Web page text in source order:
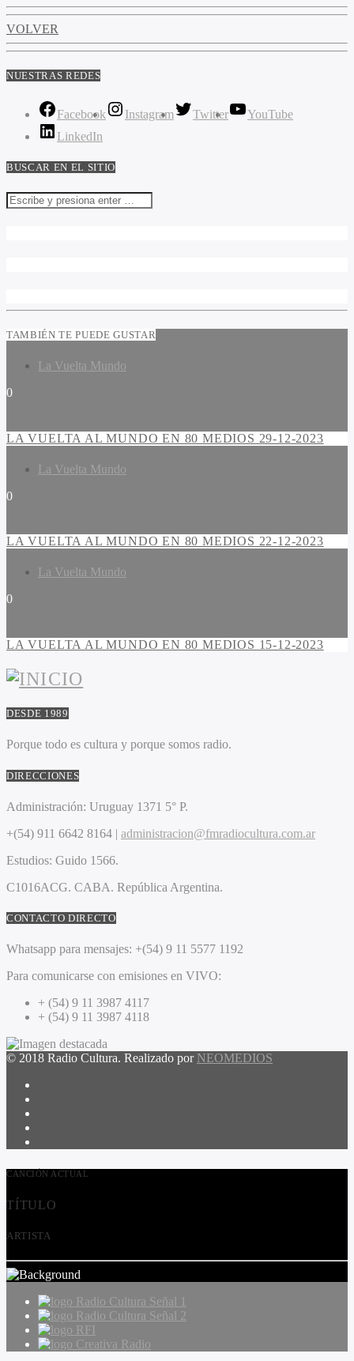
VOLVER
NUESTRAS REDES
Facebook Instagram Twitter
YouTube
LinkedIn
BUSCAR EN EL SITIO
TAMBIÉN TE PUEDE GUSTAR
La Vuelta Mundo
0
LA VUELTA AL MUNDO EN 80 MEDIOS 29-12-2023
La Vuelta Mundo
0
LA VUELTA AL MUNDO EN 80 MEDIOS 22-12-2023
La Vuelta Mundo
0
LA VUELTA AL MUNDO EN 80 MEDIOS 15-12-2023
DESDE 1989
Porque todo es cultura y porque somos radio.
DIRECCIONES
Administración: Uruguay 1371 5° P.
+(54) 911 6642 8164 | administracion@fmradiocultura.com.ar
Estudios: Guido 1566.
C1016ACG. CABA. República Argentina.
CONTACTO DIRECTO
Whatsapp para mensajes: +(54) 9 11 5577 1192
Para comunicarse con emisiones en VIVO:
+ (54) 9 11 3987 4117
+ (54) 9 11 3987 4118
© 2018 Radio Cultura. Realizado por NEOMEDIOS
CANCIÓN ACTUAL
TÍTULO
ARTISTA
Radio Cultura Señal 1
Radio Cultura Señal 2
RFI
Creativa Radio